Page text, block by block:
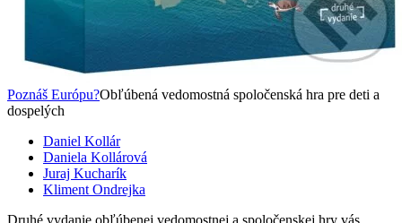
Poznáš Európu?Obľúbená vedomostná spoločenská hra pre deti a
dospelých
Daniel Kollár
Daniela Kollárová
Juraj Kucharík
Kliment Ondrejka